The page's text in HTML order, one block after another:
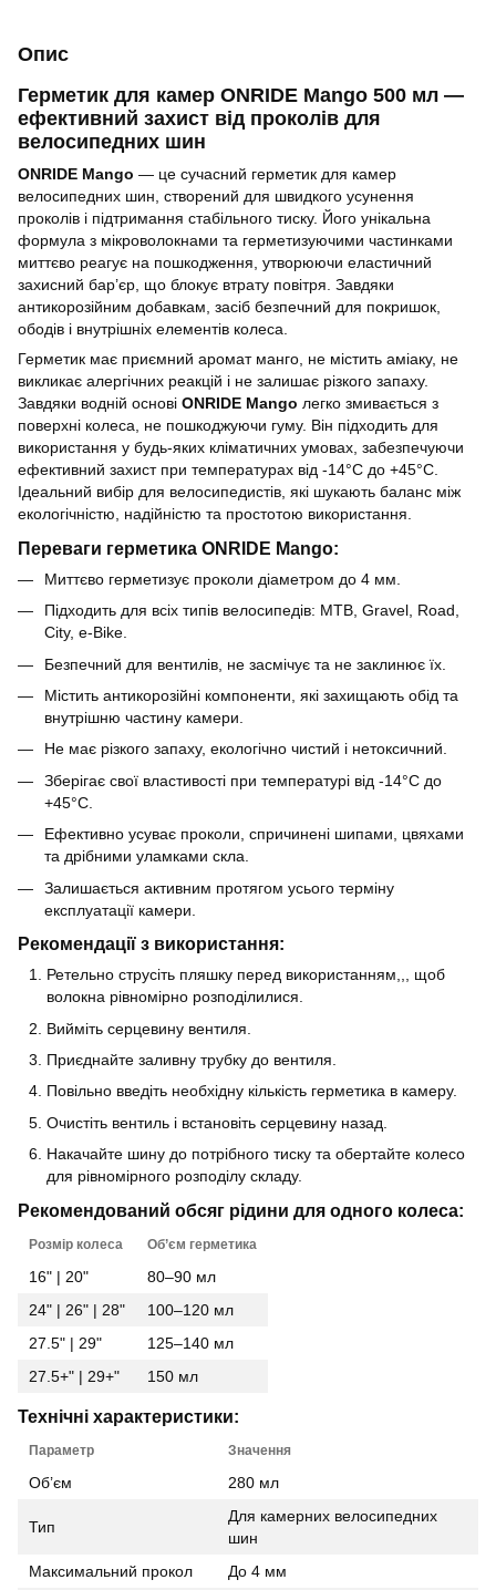
Опис
Герметик для камер ONRIDE Mango 500 мл —
ефективний захист від проколів для
велосипедних шин
ONRIDE Mango — це сучасний герметик для камер
велосипедних шин, створений для швидкого усунення
проколів і підтримання стабільного тиску. Його унікальна
формула з мікроволокнами та герметизуючими частинками
миттєво реагує на пошкодження, утворюючи еластичний
захисний бар’єр, що блокує втрату повітря. Завдяки
антикорозійним добавкам, засіб безпечний для покришок,
ободів і внутрішніх елементів колеса.
Герметик має приємний аромат манго, не містить аміаку, не
викликає алергічних реакцій і не залишає різкого запаху.
Завдяки водній основі ONRIDE Mango легко змивається з
поверхні колеса, не пошкоджуючи гуму. Він підходить для
використання у будь-яких кліматичних умовах, забезпечуючи
ефективний захист при температурах від -14°C до +45°C.
Ідеальний вибір для велосипедистів, які шукають баланс між
екологічністю, надійністю та простотою використання.
Переваги герметика ONRIDE Mango:
Миттєво герметизує проколи діаметром до 4 мм.
Підходить для всіх типів велосипедів: MTB, Gravel, Road,
City, e-Bike.
Безпечний для вентилів, не засмічує та не заклинює їх.
Містить антикорозійні компоненти, які захищають обід та
внутрішню частину камери.
Не має різкого запаху, екологічно чистий і нетоксичний.
Зберігає свої властивості при температурі від -14°C до
+45°C.
Ефективно усуває проколи, спричинені шипами, цвяхами
та дрібними уламками скла.
Залишається активним протягом усього терміну
експлуатації камери.
Рекомендації з використання:
Ретельно струсіть пляшку перед використанням,,, щоб
волокна рівномірно розподілилися.
Вийміть серцевину вентиля.
Приєднайте заливну трубку до вентиля.
Повільно введіть необхідну кількість герметика в камеру.
Очистіть вентиль і встановіть серцевину назад.
Накачайте шину до потрібного тиску та обертайте колесо
для рівномірного розподілу складу.
Рекомендований обсяг рідини для одного колеса:
Розмір колеса Об’єм герметика
16" | 20"
80–90 мл
24" | 26" | 28"
100–120 мл
27.5" | 29"
125–140 мл
27.5+" | 29+"
150 мл
Технічні характеристики:
Параметр Значення
Об’єм 280 мл
Тип
Для камерних велосипедних
шин
Максимальний прокол
До 4 мм